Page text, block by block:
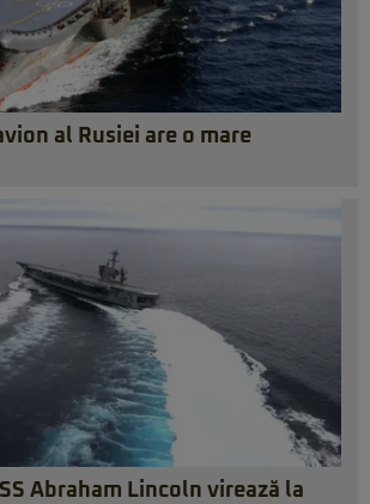
al Rusiei are o mare
Abraham Lincoln virează la